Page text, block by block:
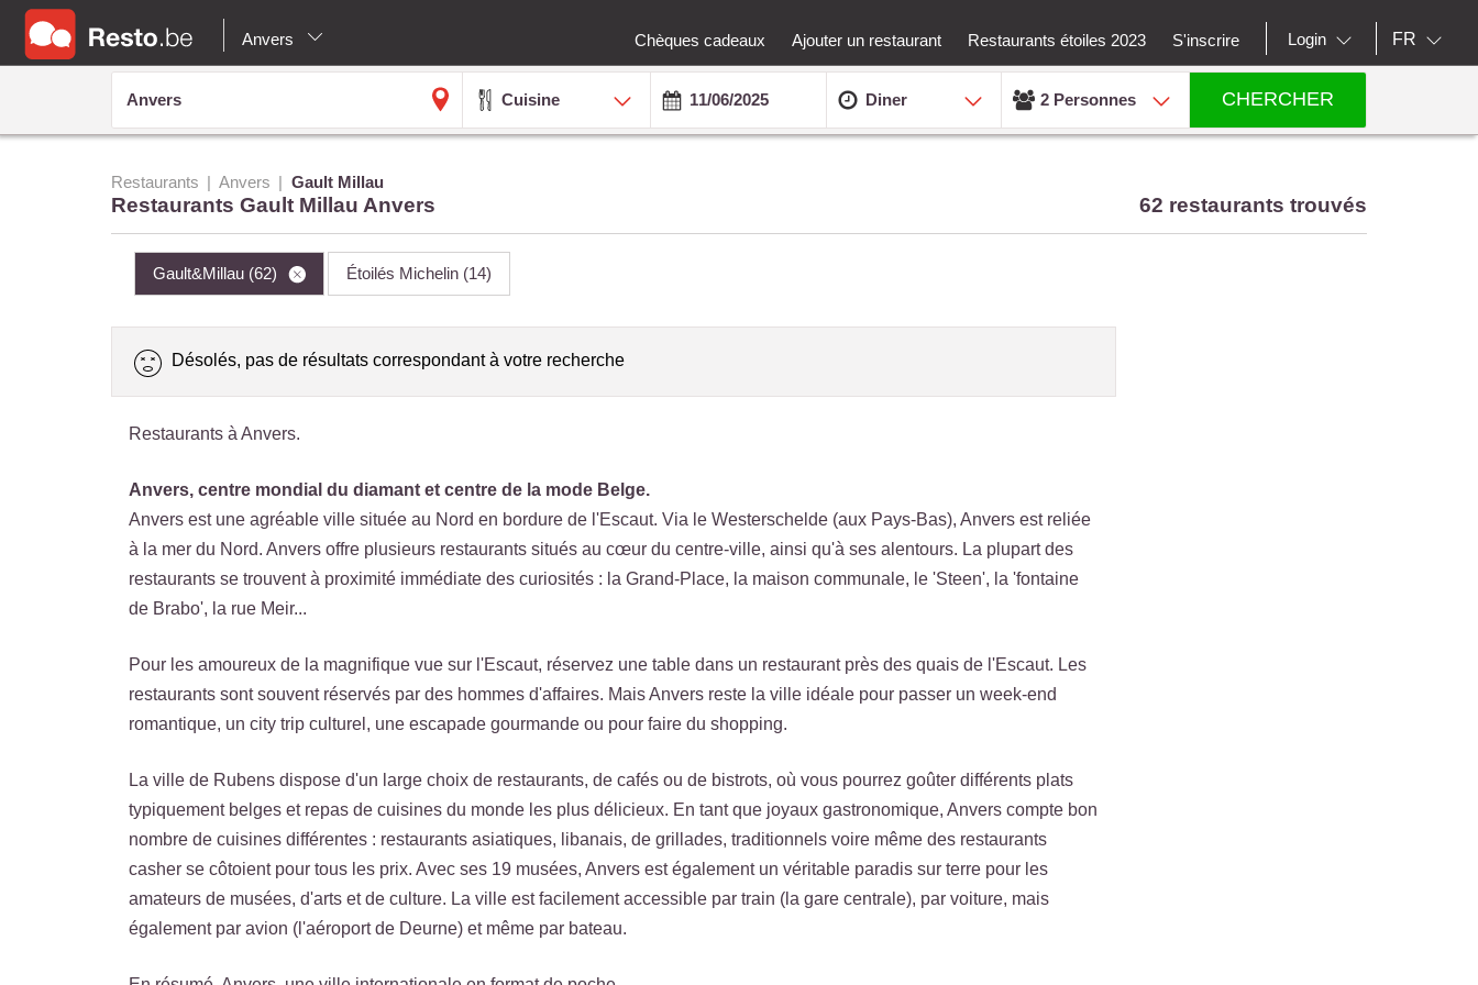
Anvers Chèques cadeaux Ajouter un restaurant Restaurants étoiles 2023 S'inscrire Login FR
Cuisine Diner 2 Personnes CHERCHER
Restaurants Anvers Gault Millau
Restaurants Gault Millau Anvers 62 restaurants trouvés
Gault&Millau (62) Étoilés Michelin (14)
Désolés, pas de résultats correspondant à votre recherche
Restaurants à Anvers.
Anvers, centre mondial du diamant et centre de la mode Belge.
Anvers est une agréable ville située au Nord en bordure de l'Escaut. Via le Westerschelde (aux Pays-Bas), Anvers est reliée
à la mer du Nord. Anvers offre plusieurs restaurants situés au cœur du centre-ville, ainsi qu'à ses alentours. La plupart des
restaurants se trouvent à proximité immédiate des curiosités : la Grand-Place, la maison communale, le 'Steen', la 'fontaine
de Brabo', la rue Meir...
Pour les amoureux de la magnifique vue sur l'Escaut, réservez une table dans un restaurant près des quais de l'Escaut. Les
restaurants sont souvent réservés par des hommes d'affaires. Mais Anvers reste la ville idéale pour passer un week-end
romantique, un city trip culturel, une escapade gourmande ou pour faire du shopping.
La ville de Rubens dispose d'un large choix de restaurants, de cafés ou de bistrots, où vous pourrez goûter différents plats
typiquement belges et repas de cuisines du monde les plus délicieux. En tant que joyaux gastronomique, Anvers compte bon
nombre de cuisines différentes : restaurants asiatiques, libanais, de grillades, traditionnels voire même des restaurants
casher se côtoient pour tous les prix. Avec ses 19 musées, Anvers est également un véritable paradis sur terre pour les
amateurs de musées, d'arts et de culture. La ville est facilement accessible par train (la gare centrale), par voiture, mais
également par avion (l'aéroport de Deurne) et même par bateau.